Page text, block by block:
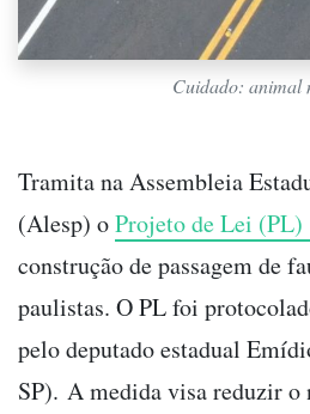
Cuidado: animal
Tramita na Assembleia
(Alesp) oProjeto de Lei (PL)
construção de passagem de
paulistas. O PL foi
pelo deputado estadual
SP). A medida visa reduzir o